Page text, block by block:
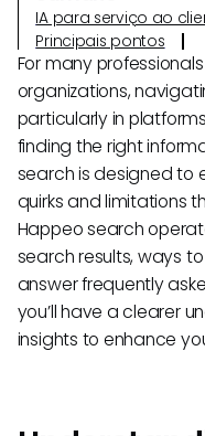
IA para serviço ao
Principais pontos
For many
organizations,
particularly in
finding the right
search is designed to
quirks and limitations
Happeo search
search results, ways
answer frequently
you’ll have a clearer
insights to enhance